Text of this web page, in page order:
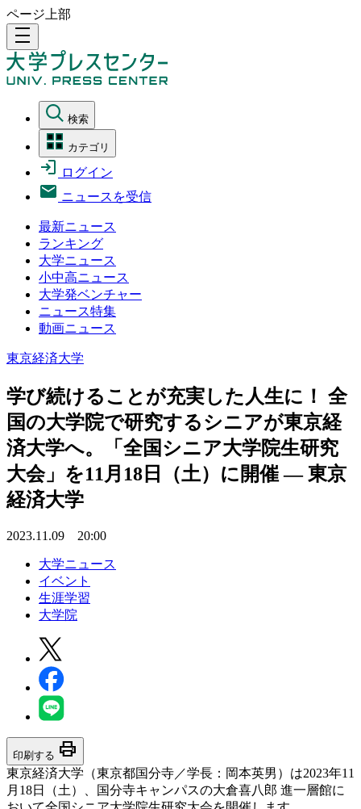
ページ上部
density_medium
検索
カテゴリ
ログイン
ニュースを受信
最新ニュース
ランキング
大学ニュース
小中高ニュース
大学発ベンチャー
ニュース特集
動画ニュース
東京経済大学
学び続けることが充実した人生に！ 全
国の大学院で研究するシニアが東京経
済大学へ。「全国シニア大学院生研究
大会」を11月18日（土）に開催 — 東京
経済大学
2023.11.09 20:00
大学ニュース
イベント
生涯学習
大学院
印刷する print
東京経済大学（東京都国分寺／学長：岡本英男）は2023年11
月18日（土）、国分寺キャンパスの大倉喜八郎 進一層館に